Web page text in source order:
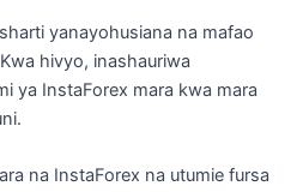
yanayohusiana na mafao
hivyo, inashauriwa
ya InstaForex mara kwa mara
na InstaForex na utumie fursa